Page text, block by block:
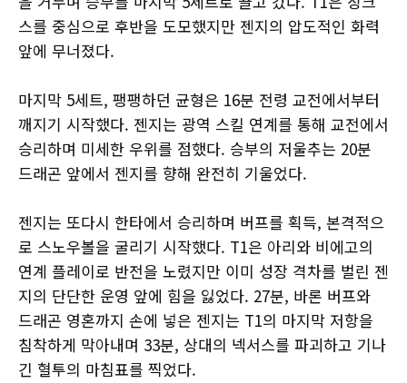
스를 중심으로 후반을 도모했지만 젠지의 압도적인 화력
앞에 무너졌다.
마지막 5세트, 팽팽하던 균형은 16분 전령 교전에서부터
깨지기 시작했다. 젠지는 광역 스킬 연계를 통해 교전에서
승리하며 미세한 우위를 점했다. 승부의 저울추는 20분
드래곤 앞에서 젠지를 향해 완전히 기울었다.
젠지는 또다시 한타에서 승리하며 버프를 획득, 본격적으
로 스노우볼을 굴리기 시작했다. T1은 아리와 비에고의
연계 플레이로 반전을 노렸지만 이미 성장 격차를 벌린 젠
지의 단단한 운영 앞에 힘을 잃었다. 27분, 바론 버프와
드래곤 영혼까지 손에 넣은 젠지는 T1의 마지막 저항을
침착하게 막아내며 33분, 상대의 넥서스를 파괴하고 기나
긴 혈투의 마침표를 찍었다.